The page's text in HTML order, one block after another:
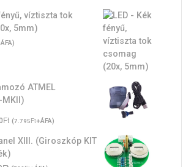
víztiszta tok
5mm)
ATMEL
MKII)
FtCurrent
is:
9.900Ft.
(7.795Ft+ÁFA)
XIII. (Giroszkóp KIT